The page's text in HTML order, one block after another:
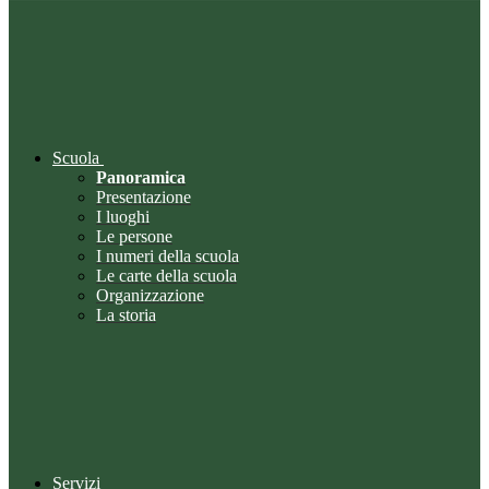
Scuola
Panoramica
Presentazione
I luoghi
Le persone
I numeri della scuola
Le carte della scuola
Organizzazione
La storia
Servizi